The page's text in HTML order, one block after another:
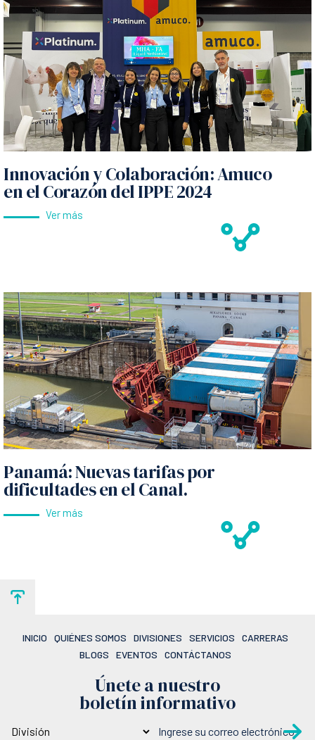
Innovación y Colaboración: Amuco
en el Corazón del IPPE 2024
Ver más
Panamá: Nuevas tarifas por
dificultades en el Canal.
Ver más
INICIO QUIÉNES SOMOS DIVISIONES SERVICIOS
CARRERAS
BLOGS
EVENTOS CONTÁCTANOS
Únete a nuestro
boletín informativo